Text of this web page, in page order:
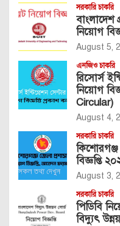
সরকারি চাকরি
বাংলাদেশ
নিয়োগ
August 5,
এনজিও চাকরি
রিসোর্স
নিয়োগ
Circular)
August 4,
সরকারি চাকরি
কিশোরগঞ্জ
বিজ্ঞপ্তি
August 3,
সরকারি চাকরি
পিডিবি
বিদ্যুৎ